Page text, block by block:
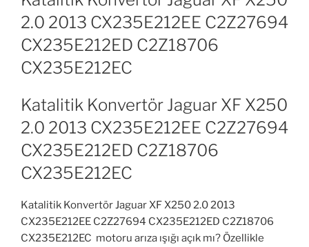
2.0 2013 CX235E212EE C2Z27694
CX235E212ED C2Z18706
CX235E212EC
Katalitik Konvertör Jaguar XF X250
2.0 2013 CX235E212EE C2Z27694
CX235E212ED C2Z18706
CX235E212EC
Katalitik Konvertör Jaguar XF X250 2.0 2013
CX235E212EE C2Z27694 CX235E212ED C2Z18706
CX235E212EC motoru arıza ışığı açık mı? Özellikle